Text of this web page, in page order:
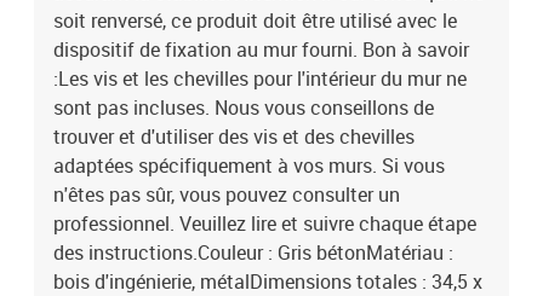
soit renversé, ce produit doit être utilisé avec le
dispositif de fixation au mur fourni. Bon à savoir
:Les vis et les chevilles pour l'intérieur du mur ne
sont pas incluses. Nous vous conseillons de
trouver et d'utiliser des vis et des chevilles
adaptées spécifiquement à vos murs. Si vous
n'êtes pas sûr, vous pouvez consulter un
professionnel. Veuillez lire et suivre chaque étape
des instructions.Couleur : Gris bétonMatériau :
bois d'ingénierie, métalDimensions totales : 34,5 x